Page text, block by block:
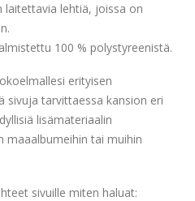
laitettavia lehtiä, joissa on
100 % polystyreenistä.
erityisen
sivuja tarvittaessa kansion eri
lisämateriaalin
maaalbumeihin tai muihin
sivuille miten haluat: